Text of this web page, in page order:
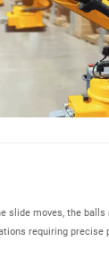
moves, the
requiring precise